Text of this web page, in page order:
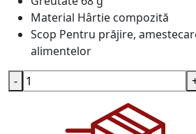
Material Hârtie compozită
Scop Pentru prăjire,
alimentelor
-